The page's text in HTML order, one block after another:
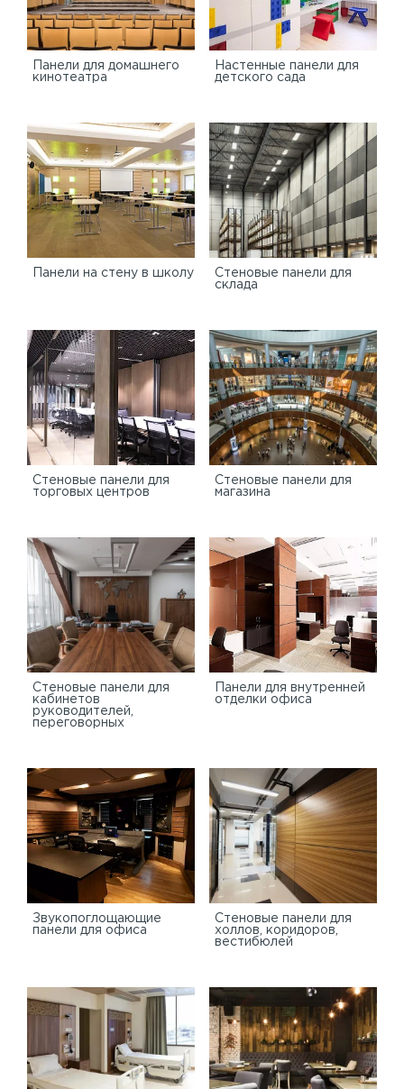
Панели для домашнего
кинотеатра
Настенные панели для
детского сада
Панели на стену в школу
Стеновые панели для
склада
Cтеновые панели для
торговых центров
Стеновые панели для
магазина
Стеновые панели для
кабинетов
руководителей,
переговорных
Панели для внутренней
отделки офиса
Звукопоглощающие
панели для офиса
Стеновые панели для
холлов, коридоров,
вестибюлей